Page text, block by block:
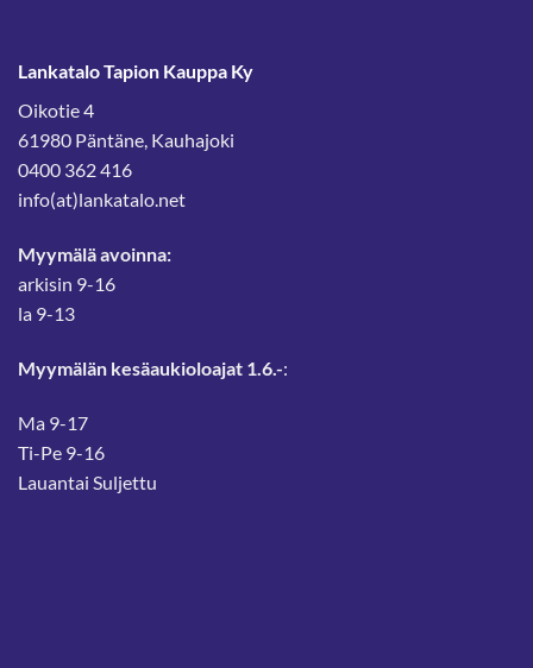
Lankatalo Tapion Kauppa Ky
Oikotie 4
61980 Päntäne, Kauhajoki
0400 362 416
info(at)lankatalo.net
Myymälä avoinna:
arkisin 9-16
la 9-13
Myymälän kesäaukioloajat 1.6.-:
Ma 9-17
Ti-Pe 9-16
Lauantai Suljettu